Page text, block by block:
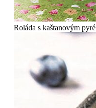
Roláda s kaštanovým pyré